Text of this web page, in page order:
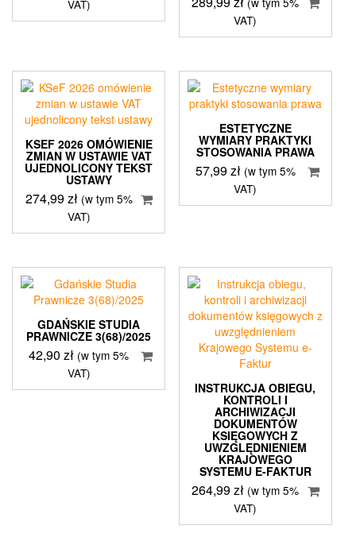
VAT)
VAT)
KSEF 2026 OMÓWIENIE
ZMIAN W USTAWIE VAT
UJEDNOLICONY TEKST
USTAWY
274,99zł (w tym 5%
VAT)
ESTETYCZNE
WYMIARY PRAKTYKI
STOSOWANIA PRAWA
57,99zł (w tym 5%
VAT)
GDAŃSKIE STUDIA
PRAWNICZE 3(68)/2025
42,90zł (w tym 5%
VAT)
INSTRUKCJA OBIEGU,
KONTROLI I
ARCHIWIZACJI
DOKUMENTÓW
KSIĘGOWYCH Z
UWZGLĘDNIENIEM
KRAJOWEGO
SYSTEMU E-FAKTUR
264,99zł (w tym 5%
VAT)